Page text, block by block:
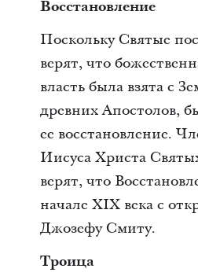
Восстановление
Поскольку Святые
верят, что
власть была взята с
древних Апостолов,
ее восстановление.
Иисуса Христа
верят, что
начале XIX века с
Джозефу Смиту.
Троица